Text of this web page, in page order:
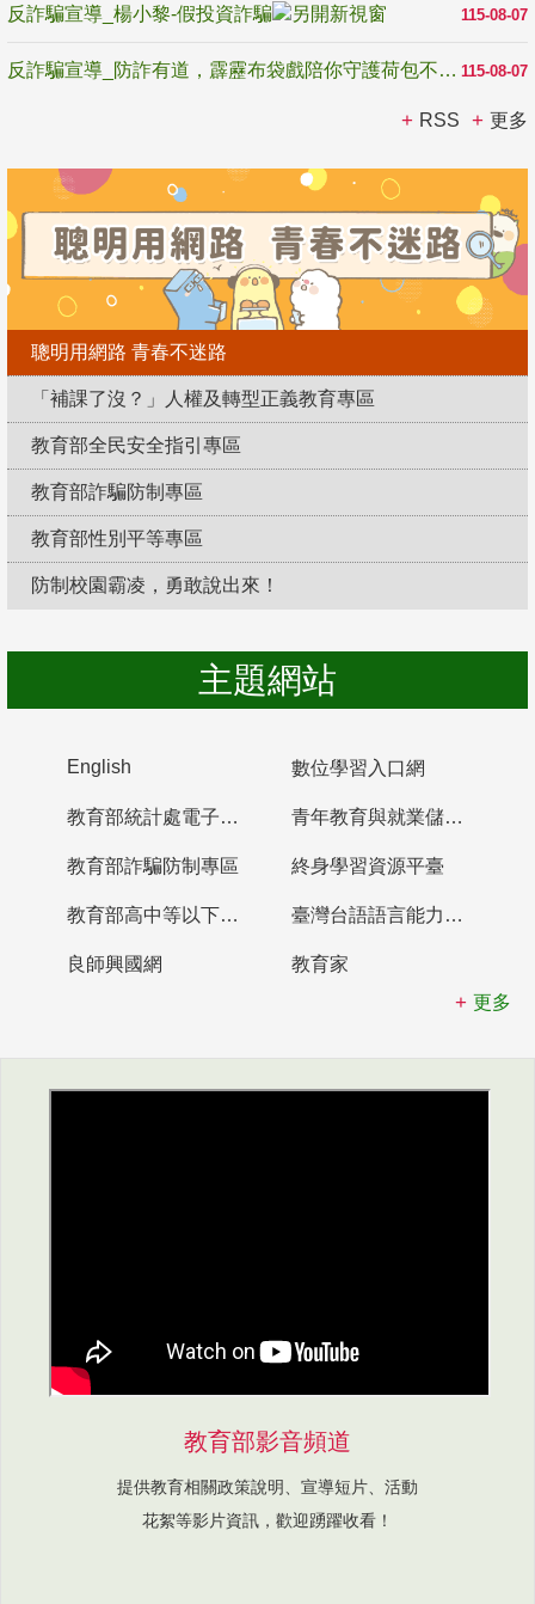
115-08-07
反詐騙宣導_楊小黎-假投資詐騙
115-08-07
反詐騙宣導_防詐有道，霹靂布袋戲陪你守護荷包不受騙
RSS 更多
聰明用網路 青春不迷路
「補課了沒？」人權及轉型正義教育專區
教育部全民安全指引專區
教育部詐騙防制專區
教育部性別平等專區
防制校園霸凌，勇敢說出來！
主題網站
English 數位學習入口網
教育部統計處電子書櫃 青年教育與就業儲蓄帳戶
教育部詐騙防制專區 終身學習資源平臺
教育部高中等以下學校及幼兒園教師資格檢定考試 臺灣台語語言能力認證網站
良師興國網
教育家
更多
教育部影音頻道
提供教育相關政策說明、宣導短片、活動
花絮等影片資訊，歡迎踴躍收看！